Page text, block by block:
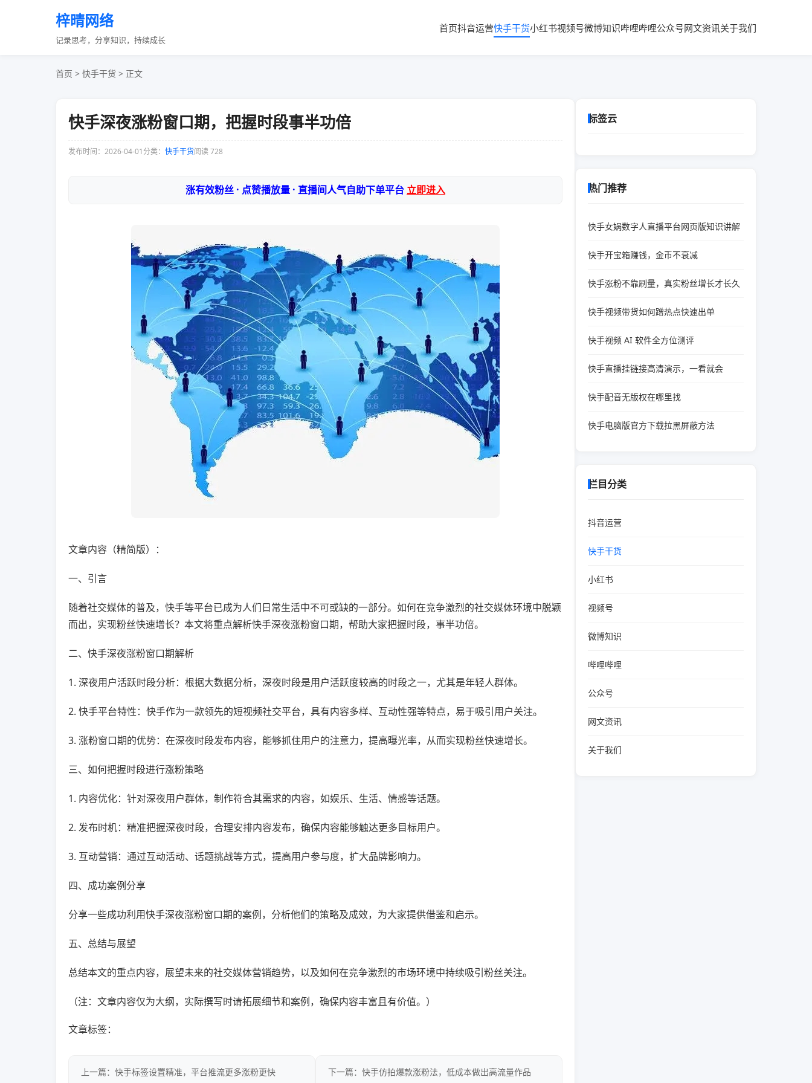
梓晴网络
记录思考，分享知识，持续成长
首页抖音运营快手干货小红书视频号微博知识哔哩哔哩公众号网文资讯关于我们
首页 > 快手干货 > 正文
快手深夜涨粉窗口期，把握时段事半功倍
发布时间：2026-04-01分类： 快手干货阅读 728
涨有效粉丝 · 点赞播放量 · 直播间人气自助下单平台立即进入
文章内容（精简版）：
一、引言
随着社交媒体的普及，快手等平台已成为人们日常生活中不可或缺的一部分。如何在竞争激烈的社交媒体环境中脱颖
而出，实现粉丝快速增长？本文将重点解析快手深夜涨粉窗口期，帮助大家把握时段，事半功倍。
二、快手深夜涨粉窗口期解析
1. 深夜用户活跃时段分析：根据大数据分析，深夜时段是用户活跃度较高的时段之一，尤其是年轻人群体。
2. 快手平台特性：快手作为一款领先的短视频社交平台，具有内容多样、互动性强等特点，易于吸引用户关注。
3. 涨粉窗口期的优势：在深夜时段发布内容，能够抓住用户的注意力，提高曝光率，从而实现粉丝快速增长。
三、如何把握时段进行涨粉策略
1. 内容优化：针对深夜用户群体，制作符合其需求的内容，如娱乐、生活、情感等话题。
2. 发布时机：精准把握深夜时段，合理安排内容发布，确保内容能够触达更多目标用户。
3. 互动营销：通过互动活动、话题挑战等方式，提高用户参与度，扩大品牌影响力。
四、成功案例分享
分享一些成功利用快手深夜涨粉窗口期的案例，分析他们的策略及成效，为大家提供借鉴和启示。
五、总结与展望
总结本文的重点内容，展望未来的社交媒体营销趋势，以及如何在竞争激烈的市场环境中持续吸引粉丝关注。
（注：文章内容仅为大纲，实际撰写时请拓展细节和案例，确保内容丰富且有价值。）
文章标签：
上一篇：快手标签设置精准，平台推流更多涨粉更快 下一篇：快手仿拍爆款涨粉法，低成本做出高流量作品
标签云
热门推荐
快手女娲数字人直播平台网页版知识讲解
快手开宝箱赚钱，金币不衰减
快手涨粉不靠刷量，真实粉丝增长才长久
快手视频带货如何蹭热点快速出单
快手视频 AI 软件全方位测评
快手直播挂链接高清演示，一看就会
快手配音无版权在哪里找
快手电脑版官方下载拉黑屏蔽方法
栏目分类
抖音运营
快手干货
小红书
视频号
微博知识
哔哩哔哩
公众号
网文资讯
关于我们